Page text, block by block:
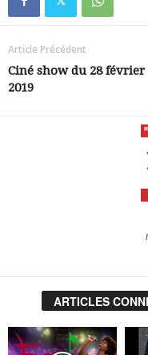
Article Précédent
Ciné show du 28 février
2019
ARTICLES